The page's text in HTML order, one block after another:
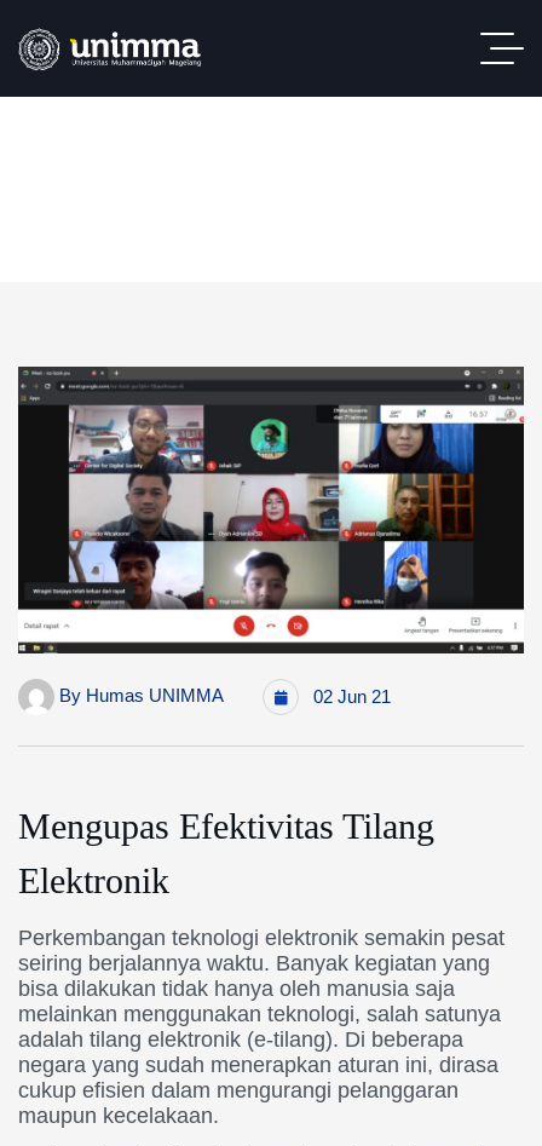
By Humas UNIMMA 02 Jun 21
Mengupas Efektivitas Tilang
Elektronik
Perkembangan teknologi elektronik semakin pesat
seiring berjalannya waktu. Banyak kegiatan yang
bisa dilakukan tidak hanya oleh manusia saja
melainkan menggunakan teknologi, salah satunya
adalah tilang elektronik (e-tilang). Di beberapa
negara yang sudah menerapkan aturan ini, dirasa
cukup efisien dalam mengurangi pelanggaran
maupun kecelakaan.